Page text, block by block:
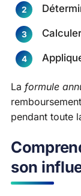
La formule
pendant toute
son